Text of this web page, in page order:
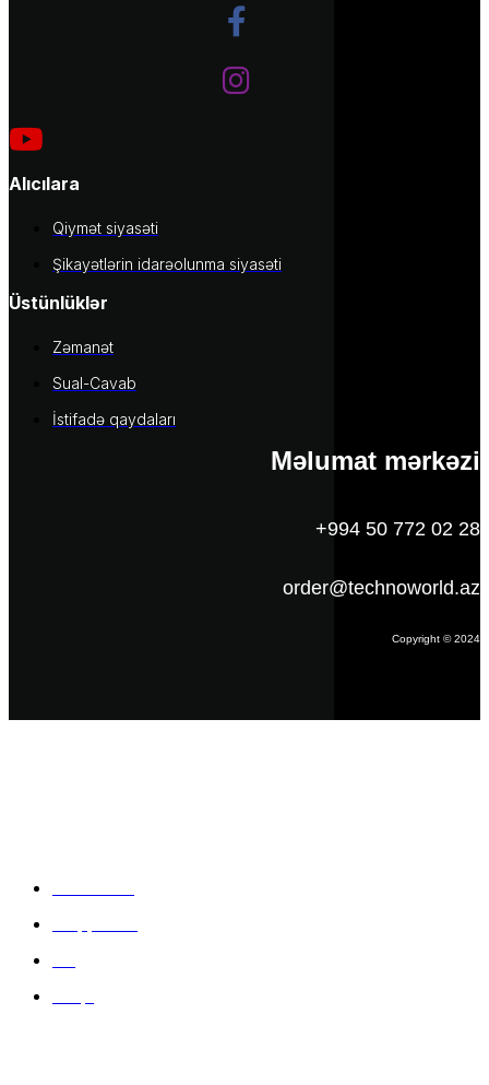
Alıcılara
Qiymət siyasəti
Şikayətlərin idarəolunma siyasəti
Üstünlüklər
Zəmanət
Sual-Cavab
İstifadə qaydaları
Məlumat mərkəzi
+994 50 772 02 28
order@technoworld.az
Copyright © 2024